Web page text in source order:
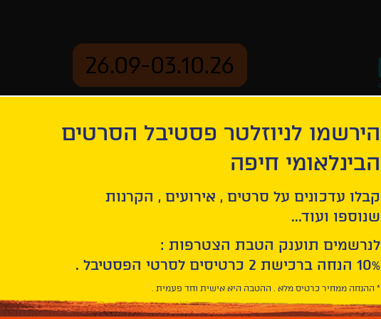
26.09-03.10.26
הירשמו לניוזלטר פסטיבל הסרטים
הבינלאומי חיפה
קבלו עדכונים על סרטים , אירועים , הקרנות
שנוספו ועוד...
לנרשמים תוענק הטבת הצטרפות :
10% הנחה ברכישת 2 כרטיסים לסרטי הפסטיבל .
* ההנחה ממחיר כרטיס מלא . ההטבה היא אישית וחד פעמית .